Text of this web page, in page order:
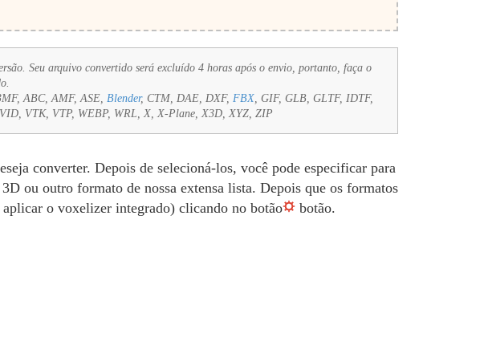
Seu arquivo convertido será excluído 4 horas após o envio, portanto, faça o
ABC, AMF, ASE, Blender, CTM, DAE, DXF, FBX, GIF, GLB, GLTF, IDTF,
VTK, VTP, WEBP, WRL, X, X-Plane, X3D, XYZ, ZIP
converter. Depois de selecioná-los, você pode especificar para
ou outro formato de nossa extensa lista. Depois que os formatos
o voxelizer integrado) clicando no botão
botão.